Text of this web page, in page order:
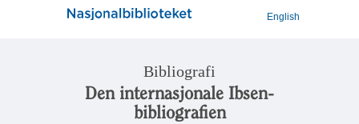
English
Bibliografi
Den internasjonale Ibsen-
bibliografien